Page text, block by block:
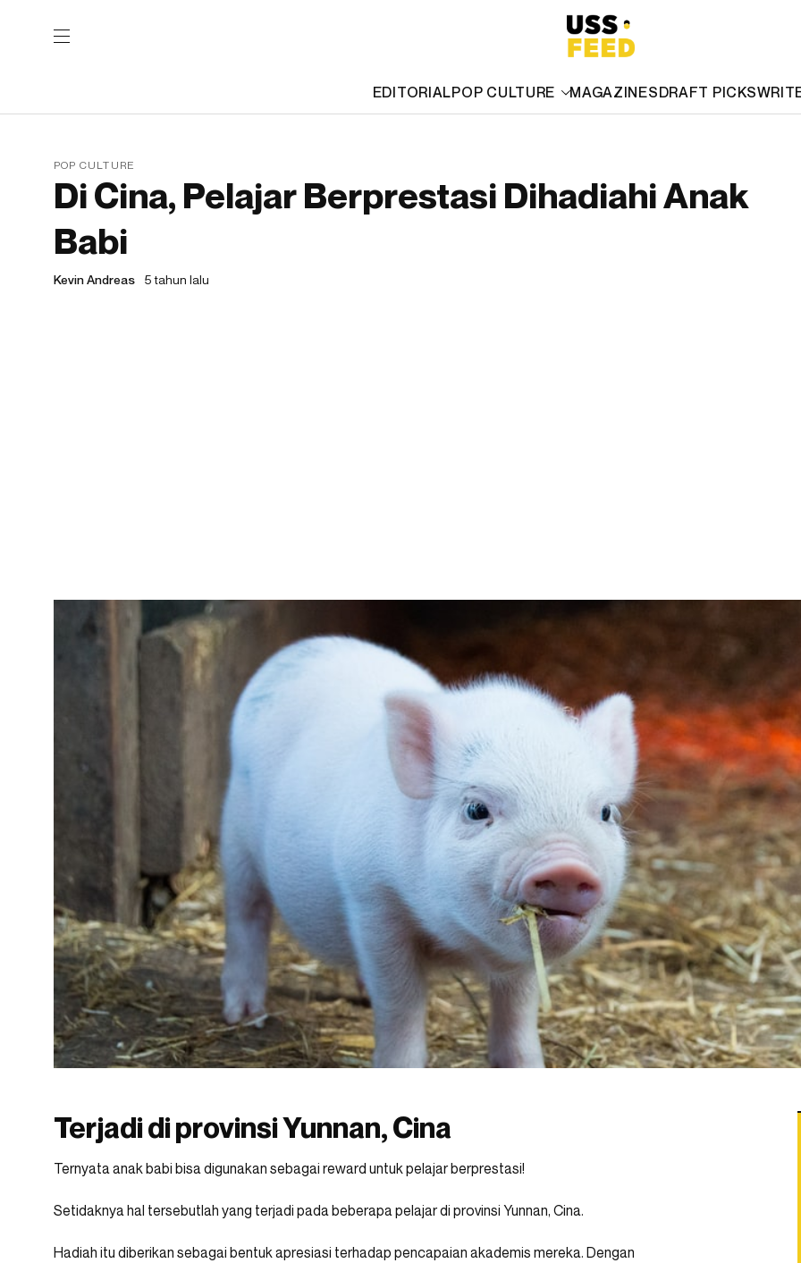
EDITORIALPOP CULTURE MAGAZINESDRAFT PICKS
POP CULTURE
Di Cina, Pelajar Berprestasi Dihadiahi Anak
Babi
Kevin Andreas 5 tahun lalu
Terjadi di provinsi Yunnan, Cina
Ternyata anak babi bisa digunakan sebagai reward untuk pelajar berprestasi!
Setidaknya hal tersebutlah yang terjadi pada beberapa pelajar di provinsi Yunnan, Cina.
Hadiah itu diberikan sebagai bentuk apresiasi terhadap pencapaian akademis mereka. Dengan